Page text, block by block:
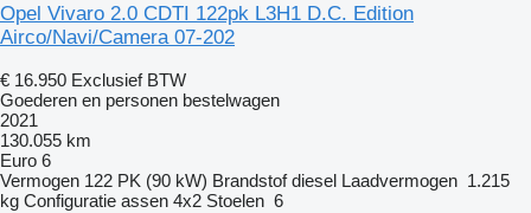
Opel Vivaro 2.0 CDTI 122pk L3H1 D.C. Edition
Airco/Navi/Camera 07-202
€ 16.950 Exclusief BTW
Goederen en personen bestelwagen
2021
130.055 km
Euro 6
Vermogen 122 PK (90 kW) Brandstof diesel Laadvermogen 1.215
kg Configuratie assen 4x2 Stoelen 6